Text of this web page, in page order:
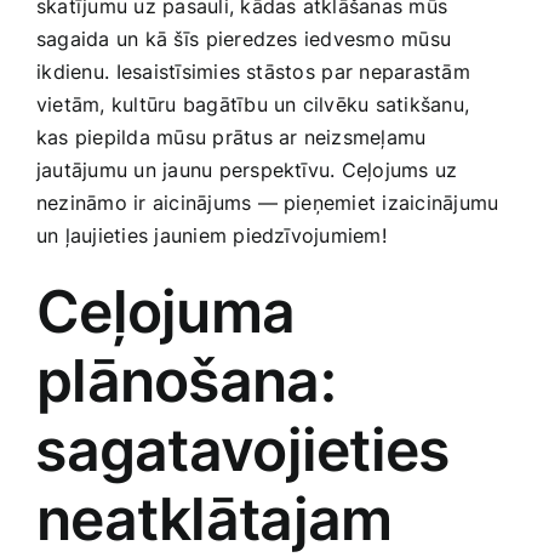
Rotaļlietas, bērnu preces
Smaržas, kosmētika
Sports, tūrisms un atpūta
Zoo preces
‍skatījumu uz pasauli, kādas atklāšanas mūs
sagaida un​ kā šīs ⁢pieredzes iedvesmo mūsu
⁤ikdienu. ⁢Iesaistīsimies stāstos⁣ par neparastām
vietām, kultūru bagātību un cilvēku satikšanu,
kas‌ piepilda mūsu prātus‌ ar neizsmeļamu
jautājumu un jaunu perspektīvu. Ceļojums uz
‌nezināmo ir aicinājums — pieņemiet izaicinājumu
un ļaujieties jauniem piedzīvojumiem!
Ceļojuma​
plānošana:
⁤sagatavojieties
neatklātajam